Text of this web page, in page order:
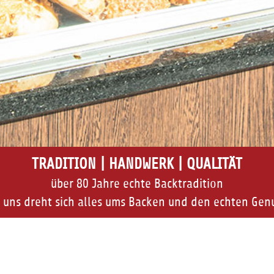
TRADITION | HANDWERK | QUALITÄT
über 80 Jahre echte Backtradition
uns dreht sich alles ums Backen und den echten